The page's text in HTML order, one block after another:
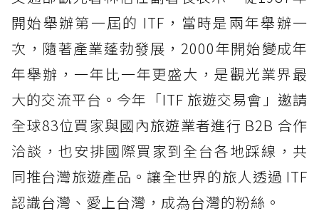
開始舉辦第一屆的 ITF，當時是兩年舉辦一
次，隨著產業蓬勃發展，2000年開始變成年
年舉辦，一年比一年更盛大，是觀光業界最
大的交流平台。今年「ITF 旅遊交易會」邀請
全球83位買家與國內旅遊業者進行 B2B 合作
洽談，也安排國際買家到全台各地踩線，共
同推台灣旅遊產品。讓全世界的旅人透過 ITF
認識台灣、愛上台灣，成為台灣的粉絲。